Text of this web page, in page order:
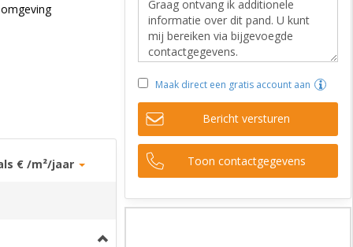
€ /m²/jaar
Maak direct een gratis account aan
Bericht versturen
Toon contactgegevens